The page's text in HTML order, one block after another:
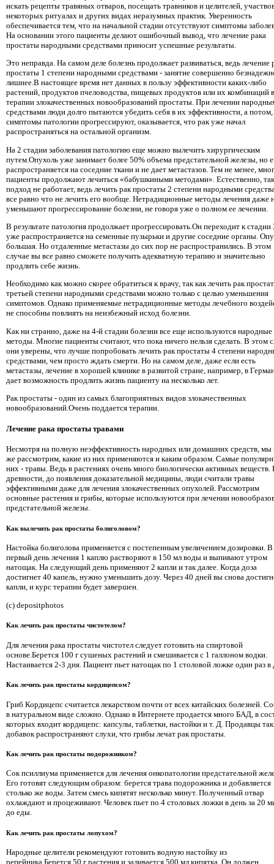
искать рецепты травяных отваров, посещать травников и целителей,
некоторых ритуалах и других видах неразумных практик. Уверенность
обеспечивается тем, что на начальной стадии отсутствуют симптомы
На основании этого пациенты делают ошибочный вывод, что лечение рака
простаты народными средствами приносит успешные результаты.
Это неправда. На самом деле болезнь продолжает развиваться, ведь лечение
простаты 1 степени народными средствами - занятие совершенно
лишнее.В настоящее время нет данных в пользу эффективности каких-либо
растений, продуктов пчеловодства, пищевых продуктов или их комбинаций в
терапии злокачественных новообразований простаты. При лечении
средствами люди долго пытаются убедить себя в их эффективности, а потом,
симптомы патологии прогрессируют, оказывается, что рак уже начал
распространяться на остальной организм.
На 2 стадии заболевания патологию еще можно вылечить хирургическим
путем.Опухоль уже занимает более 50% объема предстательной железы, но
распространяется на соседние ткани и не дает метастазов. Тем не менее,
пациенты продолжают лечиться «бабушкиными методами». Естественно,
подход не работает, ведь лечить рак простаты 2 степени народными
все равно что не лечить его вообще. Нетрадиционные методы лечения даже
уменьшают прогрессирование болезни, не говоря уже о полном ее лечении.
В результате патология продолжает прогрессировать.Он переходит к стадии
уже распространяется на семенные пузырьки и другие соседние органы.
большая. Но отдаленные метастазы до сих пор не распространились. В этом
случае вы все равно сможете получить адекватную терапию и значительно
продлить себе жизнь.
Необходимо как можно скорее обратиться к врачу, так как лечить рак
третьей степени народными средствами можно только с целью уменьшения
симптомов. Однако применяемые нетрадиционные методы лечебного
не способны повлиять на неизбежный исход болезни.
Как ни странно, даже на 4-й стадии болезни все еще используются народные
методы. Многие пациенты считают, что пока ничего нельзя сделать. В этом
они уверены, что лучше попробовать лечить рак простаты 4 степени
средствами, чем просто ждать смерти. Но на самом деле, даже если есть
метастазы, лечение в хорошей клинике в развитой стране, например, в
дает возможность продлить жизнь пациенту на несколько лет.
Рак простаты - один из самых благоприятных видов злокачественных
новообразований.Очень поддается терапии.
Лечение рака простаты травами
Несмотря на полную неэффективность народных или домашних средств, мы
же рассмотрим, какие из них применяются и каким образом. Самые
них - травы. Ведь в растениях очень много биологически активных веществ.
древности, до появления доказательной медицины, люди считали травы
эффективными даже для лечения злокачественных опухолей. Рассмотрим
основные растения и грибы, которые используются при лечении
предстательной железы.
Как вылечить рак простаты болиголовом?
Настойка болиголова применяется с постепенным увеличением дозировки. В
первый день лечения 1 каплю растворяют в 150 мл воды и выпивают утром
натощак. На следующий день применяют 2 капли и так далее. Когда доза
достигнет 40 капель, нужно уменьшить дозу. Через 40 дней вы снова
капли, и курс терапии будет завершен.
(c) depositphotos
Как лечить рак простаты чистотелом?
Для лечения рака простаты чистотел следует готовить на спиртовой
основе.Берется 100 г сушеных растений и смешивается с 1 галлоном водки.
Настаивается 2-3 дня. Пациент пьет натощак по 1 столовой ложке один раз в
Как лечить рак простаты кордицепсом?
Гриб Кордицепс считается лекарством почти от всех китайских болезней.
в натуральном виде сложно. Однако в Интернете продается много БАД, в
которых входит кордицепс: капсулы, таблетки, настойки и т. Д. Продавцы
добавок распространяют слухи, что грибы лечат рак простаты.
Как лечить рак простаты подорожником?
Сок псиллиума применяется для лечения онкопатологии предстательной
Его готовят следующим образом: берется трава подорожника и добавляется
столько же воды. Затем смесь кипятят несколько минут. Полученный отвар
охлаждают и процеживают. Человек пьет по 4 столовых ложки в день за 20
до еды.
Как лечить рак простаты лопухом?
Народные целители рекомендуют готовить водную настойку из
репейника.Берется 50 г растения и заливается 500 мл кипятка. Он должен